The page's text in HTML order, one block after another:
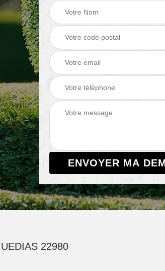
de
22
Entreprise abattage
arbre 22
22980